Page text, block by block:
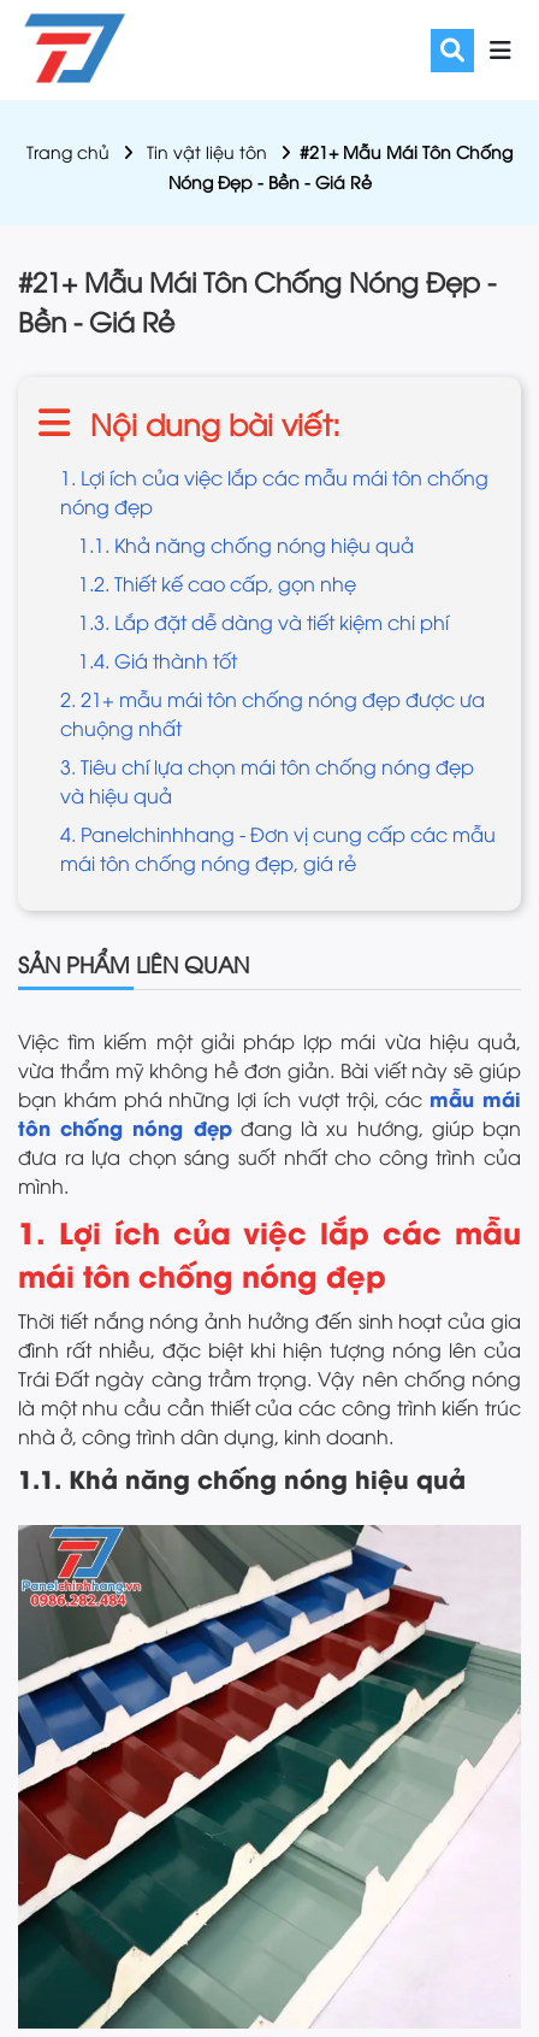
Trang chủ Tin vật liệu tôn
#21+ Mẫu Mái Tôn Chống
Nóng Đẹp - Bền - Giá Rẻ
#21+ Mẫu Mái Tôn Chống Nóng Đẹp -
Bền - Giá Rẻ
Nội dung bài viết:
1. Lợi ích của việc lắp các mẫu mái tôn chống
nóng đẹp
1.1. Khả năng chống nóng hiệu quả
1.2. Thiết kế cao cấp, gọn nhẹ
1.3. Lắp đặt dễ dàng và tiết kiệm chi phí
1.4. Giá thành tốt
2. 21+ mẫu mái tôn chống nóng đẹp được ưa
chuộng nhất
3. Tiêu chí lựa chọn mái tôn chống nóng đẹp
và hiệu quả
4. Panelchinhhang - Đơn vị cung cấp các mẫu
mái tôn chống nóng đẹp, giá rẻ
SẢN PHẨM LIÊN QUAN
Việc tìm kiếm một giải pháp lợp mái vừa hiệu quả,
vừa thẩm mỹ không hề đơn giản. Bài viết này sẽ giúp
bạn khám phá những lợi ích vượt trội, các mẫu mái
tôn chống nóng đẹpđang là xu hướng, giúp bạn
đưa ra lựa chọn sáng suốt nhất cho công trình của
mình.
1. Lợi ích của việc lắp các mẫu
mái tôn chống nóng đẹp
Thời tiết nắng nóng ảnh hưởng đến sinh hoạt của gia
đình rất nhiều, đặc biệt khi hiện tượng nóng lên của
Trái Đất ngày càng trầm trọng. Vậy nên chống nóng
là một nhu cầu cần thiết của các công trình kiến trúc
nhà ở, công trình dân dụng, kinh doanh.
1.1. Khả năng chống nóng hiệu quả